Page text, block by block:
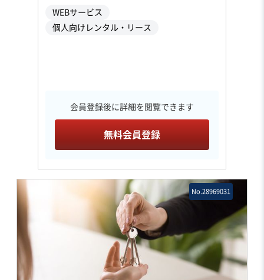
WEBサービス
個人向けレンタル・リース
会員登録後に詳細を閲覧できます
無料会員登録
No.28969031